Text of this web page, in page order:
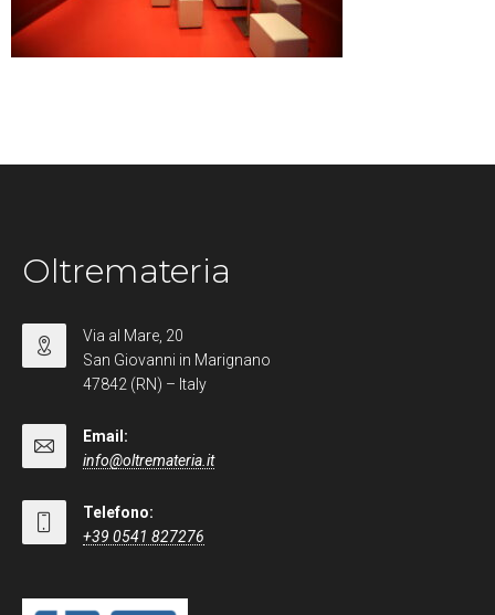
Oltremateria
Via al Mare, 20
San Giovanni in Marignano
47842 (RN) – Italy
Email:
info@oltremateria.it
Telefono:
+39 0541 827276